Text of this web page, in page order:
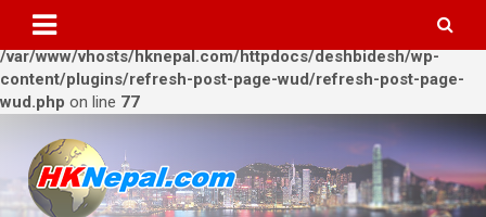
Warning
: Trying to access array offset on value of type bool in
/var/www/vhosts/hknepal.com/httpdocs/deshbidesh/wp-
content/plugins/refresh-post-page-wud/refresh-post-page-
wud.php on line 77
content